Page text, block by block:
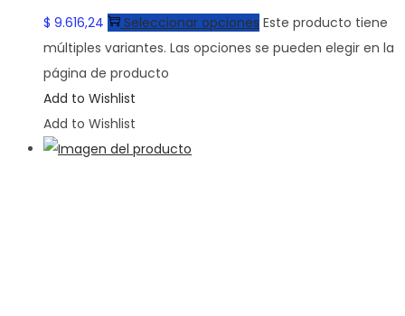
$ 9.616,24 Seleccionar opciones Este producto tiene
múltiples variantes. Las opciones se pueden elegir en la
página de producto
Add to Wishlist
Add to Wishlist